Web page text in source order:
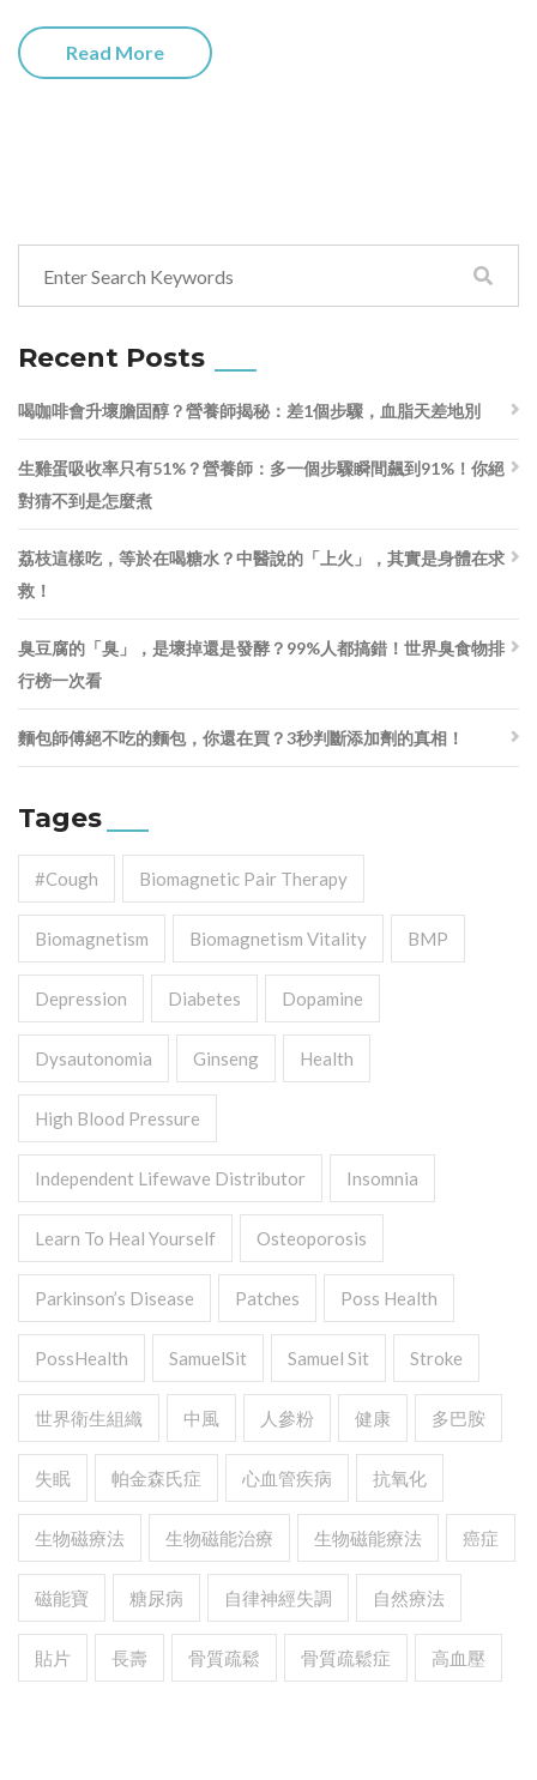
Read More
Recent Posts
喝咖啡會升壞膽固醇？營養師揭秘：差1個步驟，血脂天差地別
生雞蛋吸收率只有51%？營養師：多一個步驟瞬間飆到91%！你絕
對猜不到是怎麼煮
荔枝這樣吃，等於在喝糖水？中醫說的「上火」，其實是身體在求
救！
臭豆腐的「臭」，是壞掉還是發酵？99%人都搞錯！世界臭食物排
行榜一次看
麵包師傅絕不吃的麵包，你還在買？3秒判斷添加劑的真相！
Tages
#cough Biomagnetic Pair Therapy
Biomagnetism Biomagnetism Vitality BMP
Depression Diabetes Dopamine
Dysautonomia Ginseng Health
High Blood Pressure
Independent Lifewave Distributor Insomnia
Learn To Heal Yourself Osteoporosis
Parkinson’s Disease Patches Poss Health
PossHealth SamuelSit Samuel Sit Stroke
世界衛生組織 中風 人參粉 健康 多巴胺
失眠 帕金森氏症 心血管疾病 抗氧化
生物磁療法 生物磁能治療 生物磁能療法 癌症
磁能寶 糖尿病 自律神經失調 自然療法
貼片 長壽 骨質疏鬆 骨質疏鬆症 高血壓